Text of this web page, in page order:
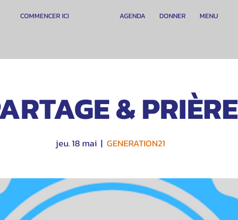
COMMENCER ICI DONNER MENU
AGENDA
& PRIÈRE
jeu. 18 mai
  |
GENERATION21